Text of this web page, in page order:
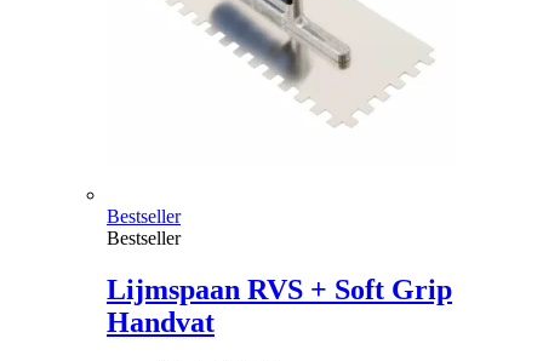
Bestseller
Bestseller
Lijmspaan RVS + Soft Grip
Handvat